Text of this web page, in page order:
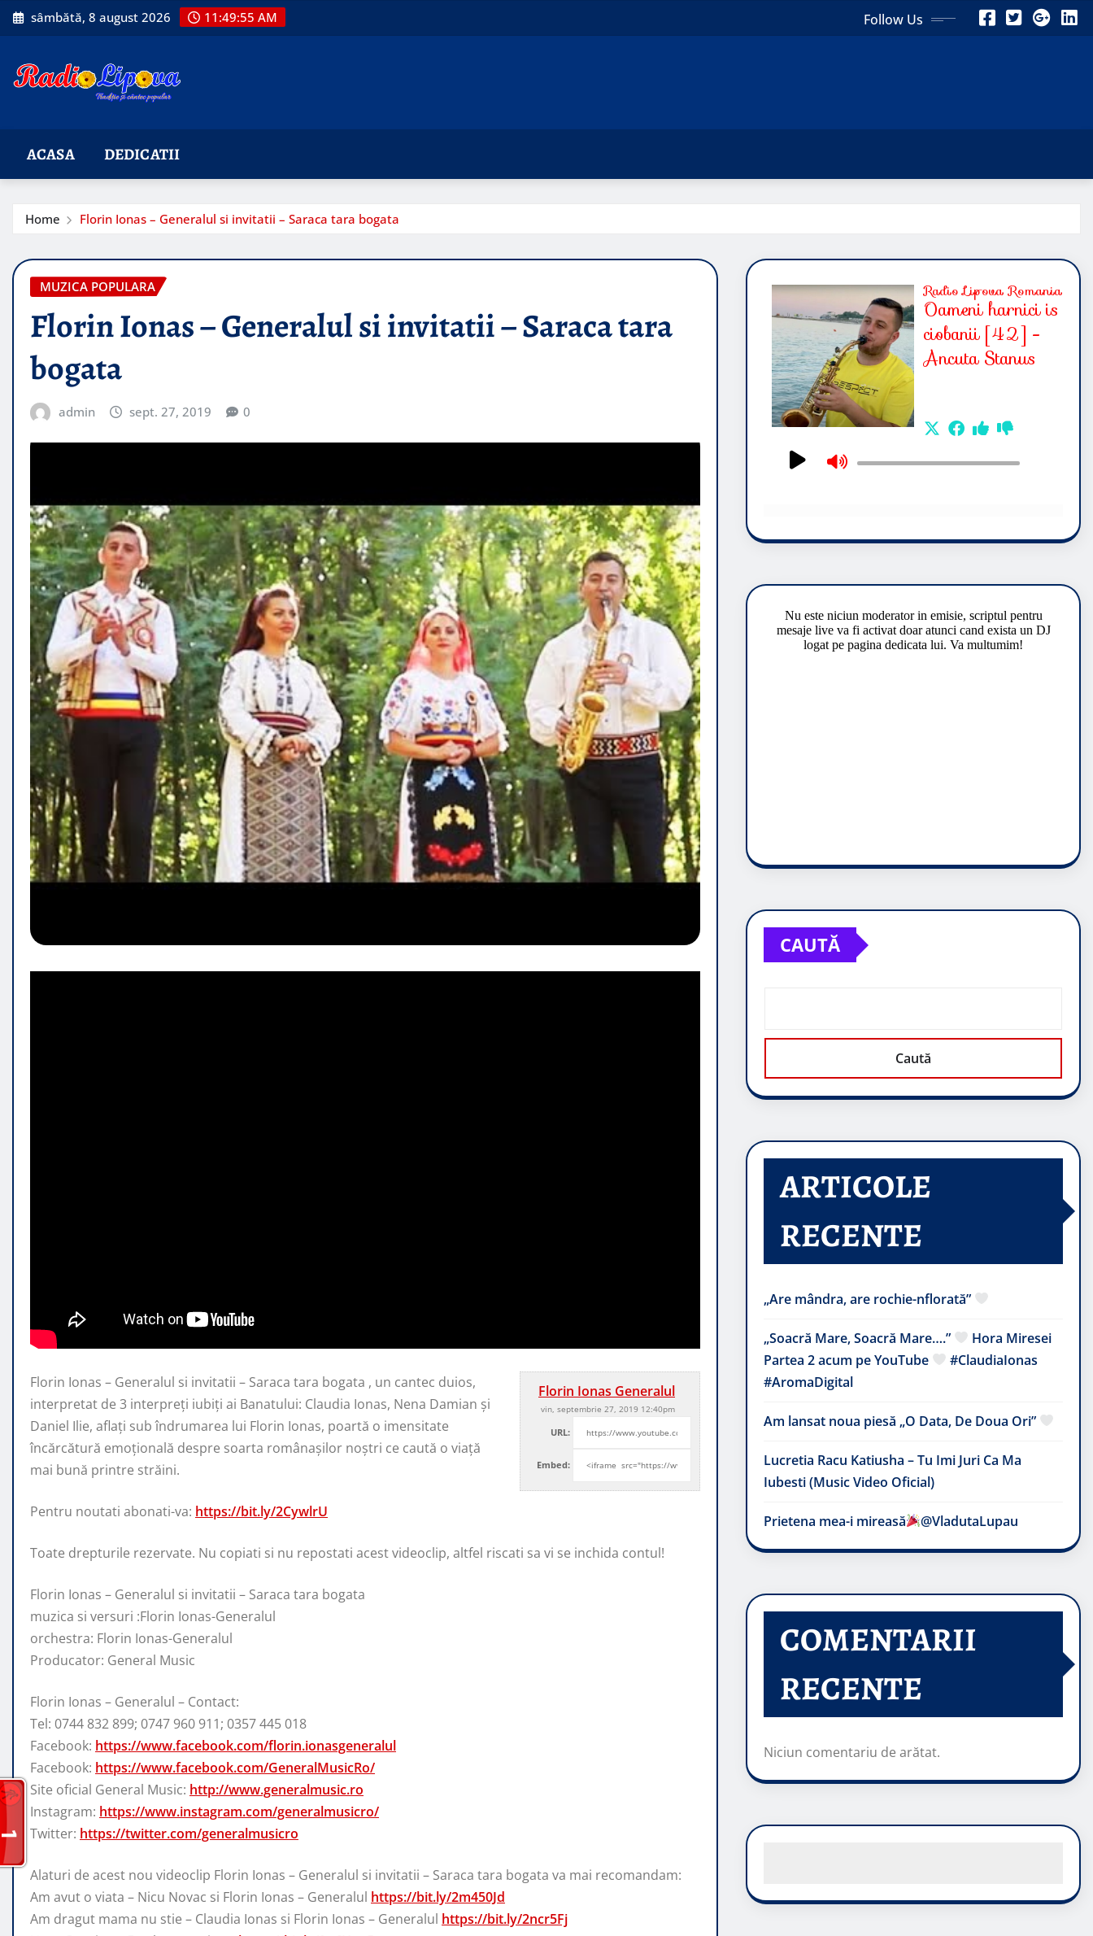
Skip
to
sâmbătă, 8 august 2026 11:49:56 AM Follow Us
ACASA DEDICATII
Home Florin Ionas – Generalul si invitatii – Saraca tara bogata
MUZICA POPULARA
Florin Ionas – Generalul si invitatii – Saraca tara
bogata
admin sept. 27, 2019 0
Florin Ionas Generalul
vin, septembrie 27, 2019 12:40pm
URL:
Embed:
Florin Ionas – Generalul si invitatii – Saraca tara bogata , un cantec duios,
interpretat de 3 interpreți iubiți ai Banatului: Claudia Ionas, Nena Damian și
Daniel Ilie, aflați sub îndrumarea lui Florin Ionas, poartă o imensitate
încărcătură emoțională despre soarta românașilor noștri ce caută o viață
mai bună printre străini.
Pentru noutati abonati-va: https://bit.ly/2CywlrU
Toate drepturile rezervate. Nu copiati si nu repostati acest videoclip, altfel riscati sa vi se inchida contul!
Florin Ionas – Generalul si invitatii – Saraca tara bogata
muzica si versuri :Florin Ionas-Generalul
orchestra: Florin Ionas-Generalul
Producator: General Music
Florin Ionas – Generalul – Contact:
Tel: 0744 832 899; 0747 960 911; 0357 445 018
Facebook: https://www.facebook.com/florin.ionasgeneralul
Facebook: https://www.facebook.com/GeneralMusicRo/
Site oficial General Music: http://www.generalmusic.ro
Instagram: https://www.instagram.com/generalmusicro/
Twitter: https://twitter.com/generalmusicro
Alaturi de acest nou videoclip Florin Ionas – Generalul si invitatii – Saraca tara bogata va mai recomandam:
Am avut o viata – Nicu Novac si Florin Ionas – Generalul https://bit.ly/2m450Jd
Am dragut mama nu stie – Claudia Ionas si Florin Ionas – Generalul https://bit.ly/2ncr5Fj
CAUTĂ
Caută
ARTICOLE
RECENTE
„Are mândra, are rochie-nflorată”
„Soacră Mare, Soacră Mare….”
Hora Miresei
Partea 2 acum pe YouTube
#ClaudiaIonas
#AromaDigital
Am lansat noua piesă „O Data, De Doua Ori”
Lucretia Racu Katiusha – Tu Imi Juri Ca Ma
Iubesti (Music Video Oficial)
Prietena mea-i mireasă​ @VladutaLupau
COMENTARII
RECENTE
Niciun comentariu de arătat.